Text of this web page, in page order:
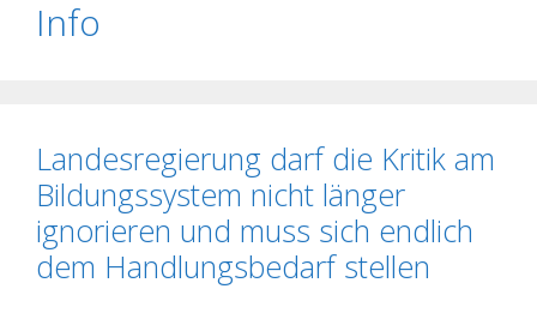
Info
Landesregierung darf die Kritik am
Bildungssystem nicht länger
ignorieren und muss sich endlich
dem Handlungsbedarf stellen